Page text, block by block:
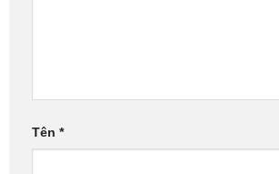
Tên *